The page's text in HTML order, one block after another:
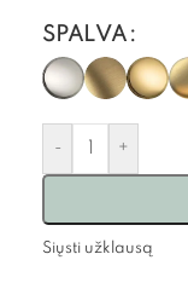
SPALVA
- +
Siųsti užklausą